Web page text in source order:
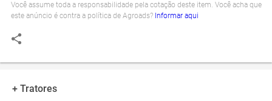
Você assume toda a responsabilidade pela cotação deste item. Você acha que
este anúncio é contra a política de Agroads? Informar aqui
+ Tratores